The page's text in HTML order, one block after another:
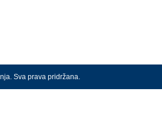
Sva prava pridržana.